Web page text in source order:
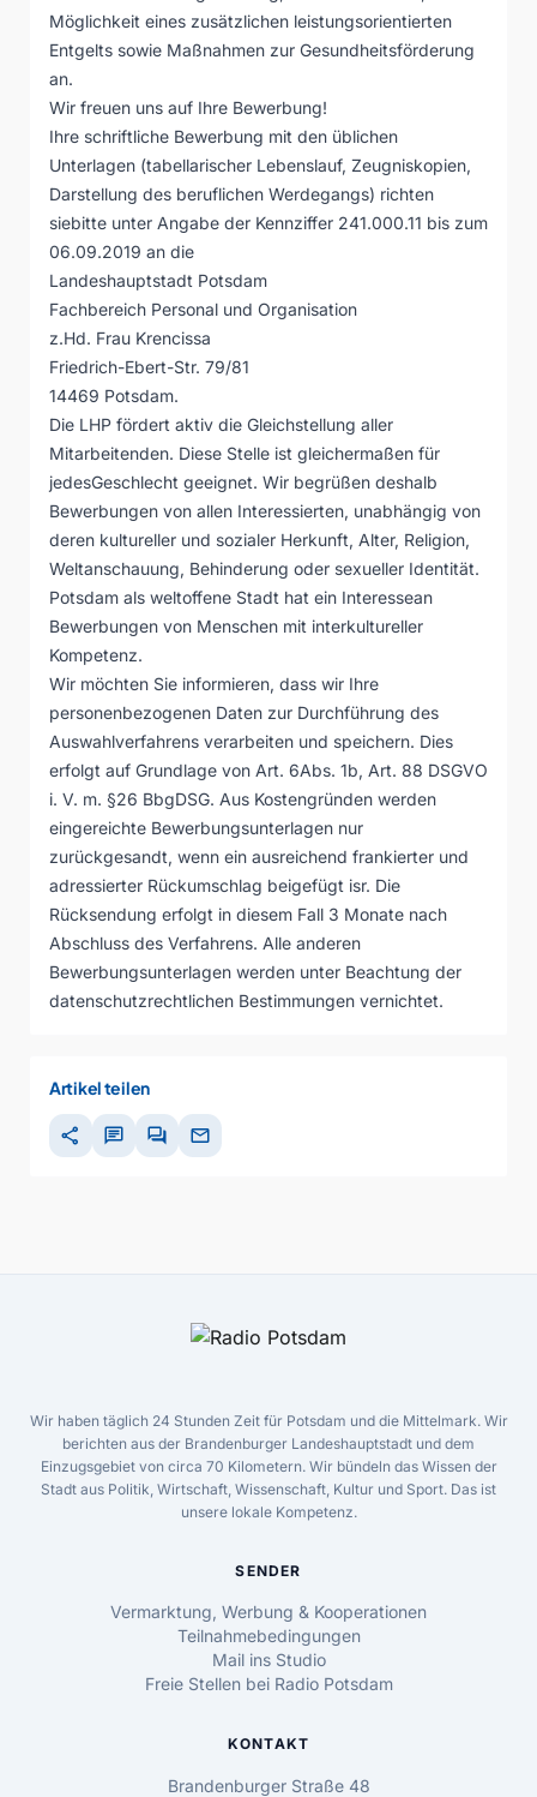
Möglichkeit eines zusätzlichen leistungsorientierten
Entgelts sowie Maßnahmen zur Gesundheitsförderung
an.
Wir freuen uns auf Ihre Bewerbung!
Ihre schriftliche Bewerbung mit den üblichen
Unterlagen (tabellarischer Lebenslauf, Zeugniskopien,
Darstellung des beruflichen Werdegangs) richten
siebitte unter Angabe der Kennziffer 241.000.11 bis zum
06.09.2019 an die
Landeshauptstadt Potsdam
Fachbereich Personal und Organisation
z.Hd. Frau Krencissa
Friedrich-Ebert-Str. 79/81
14469 Potsdam.
Die LHP fördert aktiv die Gleichstellung aller
Mitarbeitenden. Diese Stelle ist gleichermaßen für
jedesGeschlecht geeignet. Wir begrüßen deshalb
Bewerbungen von allen Interessierten, unabhängig von
deren kultureller und sozialer Herkunft, Alter, Religion,
Weltanschauung, Behinderung oder sexueller Identität.
Potsdam als weltoffene Stadt hat ein Interessean
Bewerbungen von Menschen mit interkultureller
Kompetenz.
Wir möchten Sie informieren, dass wir Ihre
personenbezogenen Daten zur Durchführung des
Auswahlverfahrens verarbeiten und speichern. Dies
erfolgt auf Grundlage von Art. 6Abs. 1b, Art. 88 DSGVO
i. V. m. §26 BbgDSG. Aus Kostengründen werden
eingereichte Bewerbungsunterlagen nur
zurückgesandt, wenn ein ausreichend frankierter und
adressierter Rückumschlag beigefügt isr. Die
Rücksendung erfolgt in diesem Fall 3 Monate nach
Abschluss des Verfahrens. Alle anderen
Bewerbungsunterlagen werden unter Beachtung der
datenschutzrechtlichen Bestimmungen vernichtet.
Artikel teilen
share chat forum mail
Wir haben täglich 24 Stunden Zeit für Potsdam und die Mittelmark. Wir
berichten aus der Brandenburger Landeshauptstadt und dem
Einzugsgebiet von circa 70 Kilometern. Wir bündeln das Wissen der
Stadt aus Politik, Wirtschaft, Wissenschaft, Kultur und Sport. Das ist
unsere lokale Kompetenz.
SENDER
Vermarktung, Werbung & Kooperationen
Teilnahmebedingungen
Mail ins Studio
Freie Stellen bei Radio Potsdam
KONTAKT
Brandenburger Straße 48